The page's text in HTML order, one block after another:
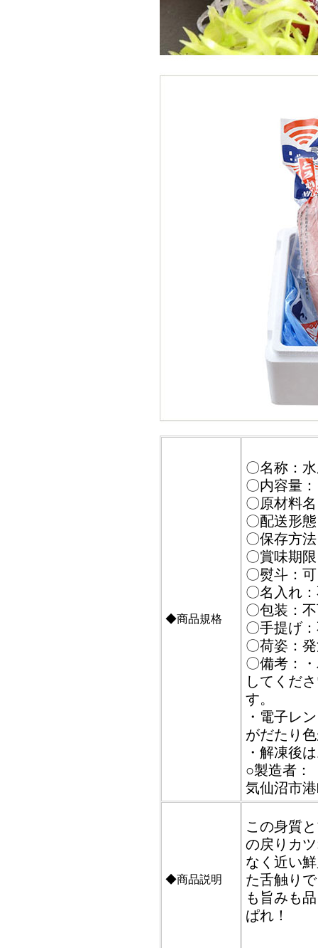
◆商品規格
〇名称：
〇内容量
〇原材料
〇配送形
〇保存方
〇賞味期
〇熨斗：可
〇名入れ
〇包装：
〇手提げ
〇荷姿：
〇備考：
してくだ
す。
・電子レ
がだたり
・解凍後
○製造者：
気仙沼市
◆商品説明
この身質
の戻りカ
なく近い
た舌触り
も旨みも
ぱれ！